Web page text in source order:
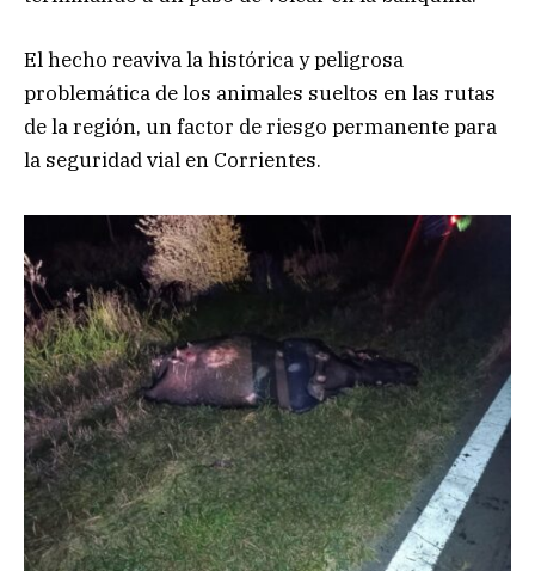
El hecho reaviva la histórica y peligrosa
problemática de los animales sueltos en las rutas
de la región, un factor de riesgo permanente para
la seguridad vial en Corrientes.